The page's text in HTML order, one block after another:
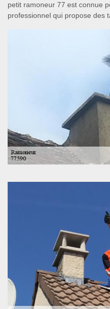
petit ramoneur 77 est connue
professionnel qui propose des